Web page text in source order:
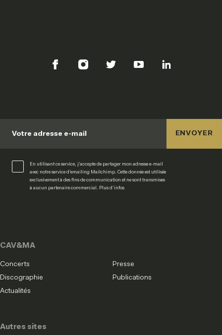
Votre adresse e-mail
En utilisant ce service, j’accepte de partager mon adresse e-mail
avec notre service d’emailing Mailchimp. Cette donnée est utilisée
exclusivement à des fins de communication et ne sont transmises
à aucun partenaire commercial. Plus d’infos
ENVOYER
Autres sites
CAV&MA
Concerts
Presse
Discographie
Publications
Actualités